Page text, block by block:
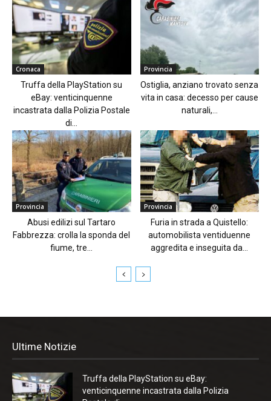
Cronaca
Truffa della PlayStation su
eBay: venticinquenne
incastrata dalla Polizia Postale
di...
Provincia
Ostiglia, anziano trovato senza
vita in casa: decesso per cause
naturali,...
Provincia
Abusi edilizi sul Tartaro
Fabbrezza: crolla la sponda del
fiume, tre...
Provincia
Furia in strada a Quistello:
automobilista ventiduenne
aggredita e inseguita da...
Ultime Notizie
Truffa della PlayStation su eBay:
venticinquenne incastrata dalla Polizia